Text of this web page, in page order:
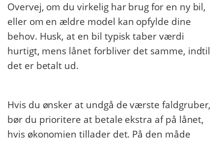
Overvej, om du virkelig har brug for en ny bil,
eller om en ældre model kan opfylde dine
behov. Husk, at en bil typisk taber værdi
hurtigt, mens lånet forbliver det samme, indtil
det er betalt ud.
Hvis du ønsker at undgå de værste faldgruber,
bør du prioritere at betale ekstra af på lånet,
hvis økonomien tillader det. På den måde